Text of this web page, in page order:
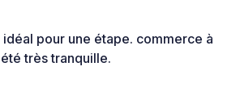
pour une étape. commerce à
très tranquille.